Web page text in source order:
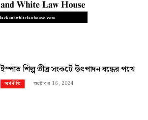
ইস্পাত শিল্প তীব্র সংকটে উৎপাদন বন্ধের পথে
অর্থনীতি অক্টোবর 16, 2024